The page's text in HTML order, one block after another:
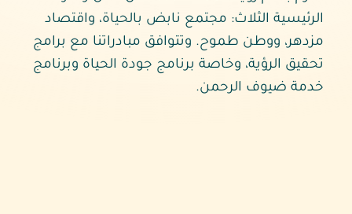
الرئيسية الثلاث: مجتمع نابض بالحياة، واقتصاد
مزدهر، ووطن طموح. وتتوافق مبادراتنا مع برامج
تحقيق الرؤية، وخاصة برنامج جودة الحياة وبرنامج
خدمة ضيوف الرحمن.